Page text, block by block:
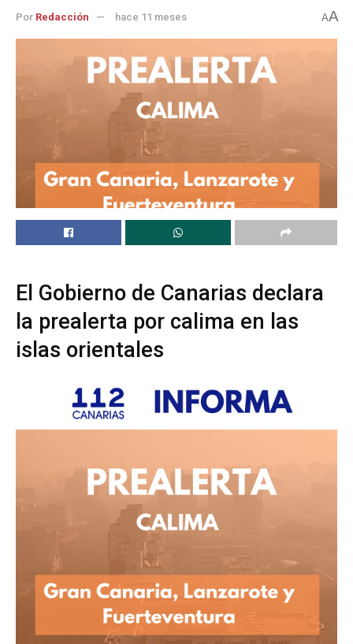
Por Redacción hace 11 meses AA
El Gobierno de Canarias declara
la prealerta por calima en las
islas orientales